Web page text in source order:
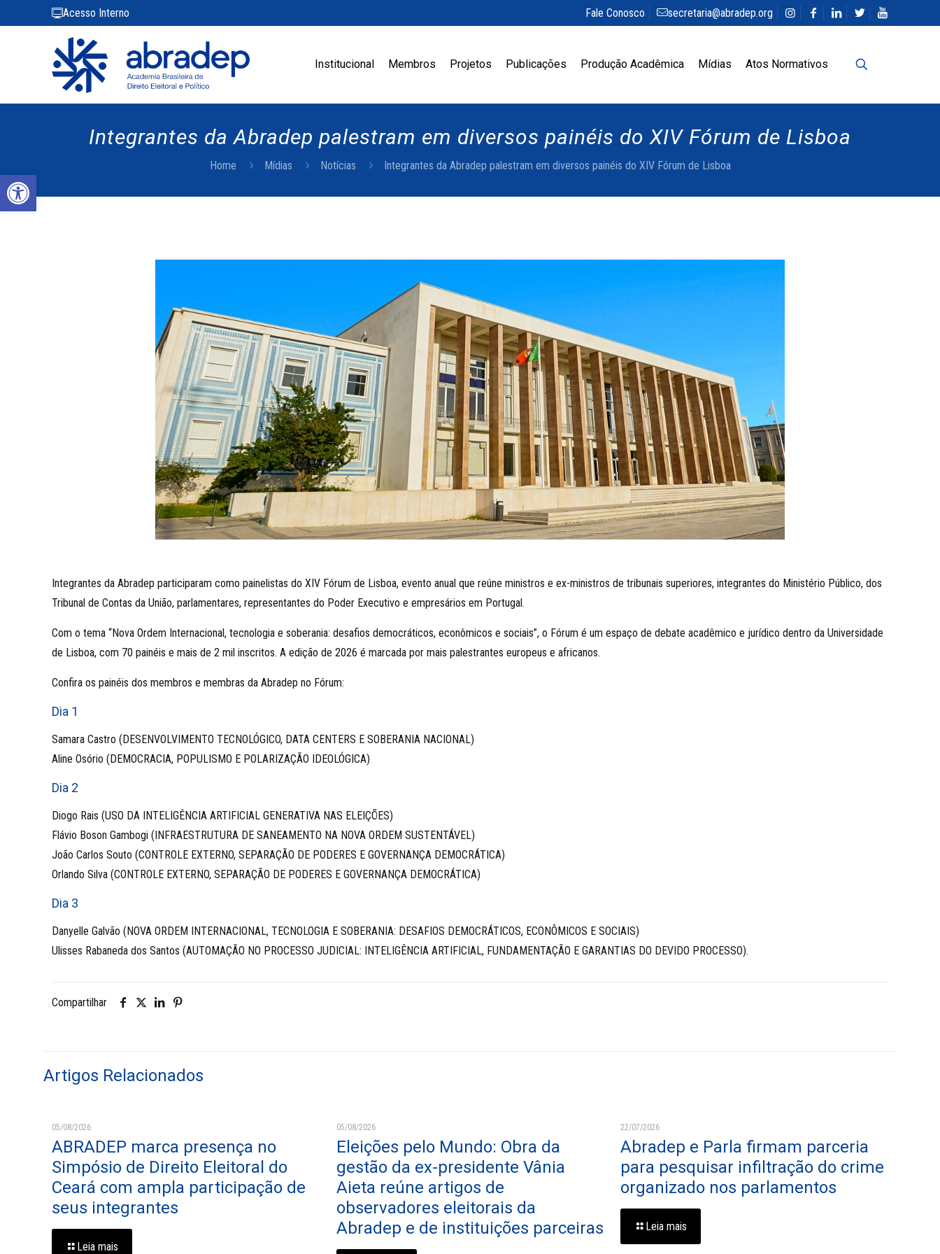
Acesso Interno Fale Conosco secretaria@abradep.org
Institucional Membros Projetos Publicações Produção Acadêmica Mídias Atos Normativos
Integrantes da Abradep palestram em diversos painéis do XIV Fórum de Lisboa
Home Mídias Notícias Integrantes da Abradep palestram em diversos painéis do XIV Fórum de Lisboa
Integrantes da Abradep participaram como painelistas do XIV Fórum de Lisboa, evento anual que reúne ministros e ex-ministros de tribunais superiores, integrantes do Ministério Público, dos
Tribunal de Contas da União, parlamentares, representantes do Poder Executivo e empresários em Portugal.
Com o tema “Nova Ordem Internacional, tecnologia e soberania: desafios democráticos, econômicos e sociais”, o Fórum é um espaço de debate acadêmico e jurídico dentro da Universidade
de Lisboa, com 70 painéis e mais de 2 mil inscritos. A edição de 2026 é marcada por mais palestrantes europeus e africanos.
Confira os painéis dos membros e membras da Abradep no Fórum:
Dia 1
Samara Castro (DESENVOLVIMENTO TECNOLÓGICO, DATA CENTERS E SOBERANIA NACIONAL)
Aline Osório (DEMOCRACIA, POPULISMO E POLARIZAÇÃO IDEOLÓGICA)
Dia 2
Diogo Rais (USO DA INTELIGÊNCIA ARTIFICIAL GENERATIVA NAS ELEIÇÕES)
Flávio Boson Gambogi (INFRAESTRUTURA DE SANEAMENTO NA NOVA ORDEM SUSTENTÁVEL)
João Carlos Souto (CONTROLE EXTERNO, SEPARAÇÃO DE PODERES E GOVERNANÇA DEMOCRÁTICA)
Orlando Silva (CONTROLE EXTERNO, SEPARAÇÃO DE PODERES E GOVERNANÇA DEMOCRÁTICA)
Dia 3
Danyelle Galvão (NOVA ORDEM INTERNACIONAL, TECNOLOGIA E SOBERANIA: DESAFIOS DEMOCRÁTICOS, ECONÔMICOS E SOCIAIS)
Ulisses Rabaneda dos Santos (AUTOMAÇÃO NO PROCESSO JUDICIAL: INTELIGÊNCIA ARTIFICIAL, FUNDAMENTAÇÃO E GARANTIAS DO DEVIDO PROCESSO).
Compartilhar
Artigos Relacionados
05/08/2026
ABRADEP marca presença no
Simpósio de Direito Eleitoral do
Ceará com ampla participação de
seus integrantes
Leia mais
05/08/2026
Eleições pelo Mundo: Obra da
gestão da ex-presidente Vânia
Aieta reúne artigos de
observadores eleitorais da
Abradep e de instituições parceiras
22/07/2026
Abradep e Parla firmam parceria
para pesquisar infiltração do crime
organizado nos parlamentos
Leia mais
Abrir a barra de ferramentas